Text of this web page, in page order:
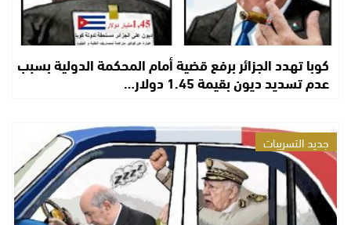
كوبا تهدد الجزائر برفع قضية أمام المحكمة الدولية بسبب
عدم تسديد ديون بقيمة 1.45 دولار…
جديد التسريبات